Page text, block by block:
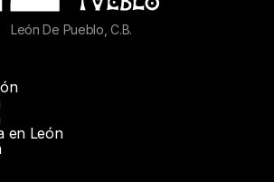
León De Pueblo, C.B.
en León